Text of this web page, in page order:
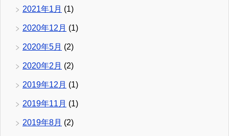
2021年1月 (1)
2020年12月 (1)
2020年5月 (2)
2020年2月 (2)
2019年12月 (1)
2019年11月 (1)
2019年8月 (2)